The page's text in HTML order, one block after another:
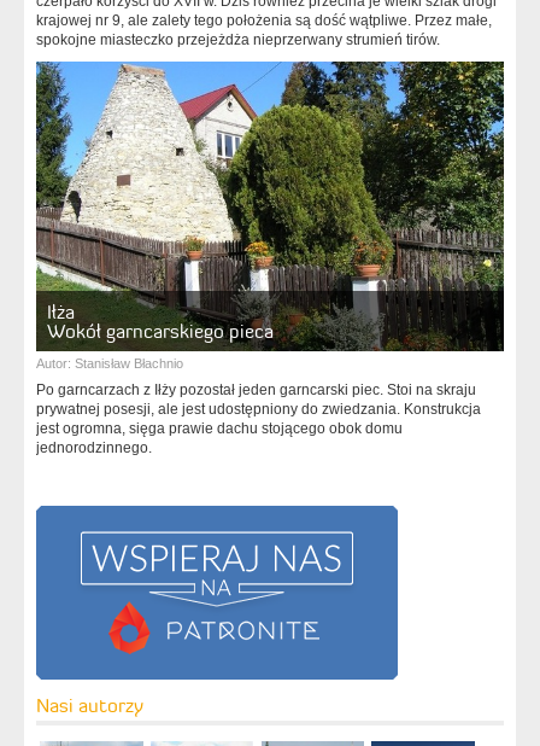
krajowej nr 9, ale zalety tego położenia są dość wątpliwe. Przez małe,
spokojne miasteczko przejeżdża nieprzerwany strumień tirów.
Iłża
Wokół garncarskiego pieca
Autor: Stanisław Błachnio
Po garncarzach z Iłży pozostał jeden garncarski piec. Stoi na skraju
prywatnej posesji, ale jest udostępniony do zwiedzania. Konstrukcja
jest ogromna, sięga prawie dachu stojącego obok domu
jednorodzinnego.
Nasi autorzy